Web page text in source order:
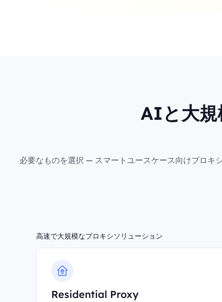
AIと大規
必要なものを選択 — スマートユースケース向けプロキ
高速で大規模なプロキシソリューション
Residential Proxy